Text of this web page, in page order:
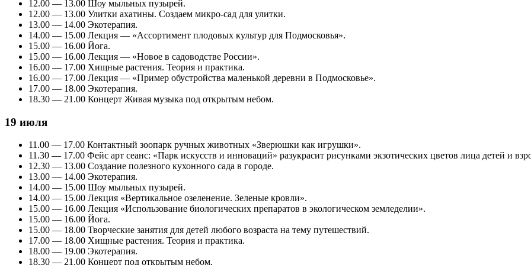
12.00 — 13.00 Шоу мыльных пузырей.
12.00 — 13.00 Улитки ахатины. Создаем микро-сад для улитки.
13.00 — 14.00 Экотерапия.
14.00 — 15.00 Лекция — «Ассортимент плодовых культур для Подмосковья».
15.00 — 16.00 Йога.
15.00 — 16.00 Лекция — «Новое в садоводстве России».
16.00 — 17.00 Хищные растения. Теория и практика.
16.00 — 17.00 Лекция — «Пример обустройства маленькой деревни в Подмосковье».
17.00 — 18.00 Экотерапия.
18.30 — 21.00 Концерт Живая музыка под открытым небом.
19 июля
11.00 — 17.00 Контактный зоопарк ручных животных «Зверюшки как игрушки».
11.30 — 17.00 Фейс арт сеанс: «Парк искусств и инноваций» разукрасит рисунками экзотических цветов лица детей и
12.30 — 13.00 Создание полезного кухонного сада в городе.
13.00 — 14.00 Экотерапия.
14.00 — 15.00 Шоу мыльных пузырей.
14.00 — 15.00 Лекция «Вертикальное озеленение. Зеленые кровли».
15.00 — 16.00 Лекция «Использование биологических препаратов в экологическом земледелии».
15.00 — 16.00 Йога.
15.00 — 18.00 Творческие занятия для детей любого возраста на тему путешествий.
17.00 — 18.00 Хищные растения. Теория и практика.
18.00 — 19.00 Экотерапия.
18.30 — 21.00 Концерт под открытым небом.